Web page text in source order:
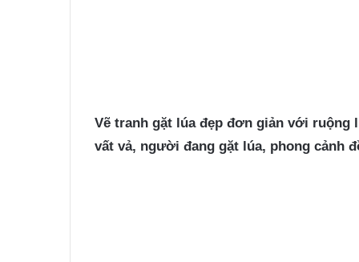
Vẽ tranh gặt lúa đẹp đơn giản với ruộng
vất vả, người đang gặt lúa, phong cảnh